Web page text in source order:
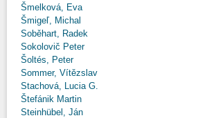
Šmelková, Eva
Šmigeľ, Michal
Soběhart, Radek
Sokolovič Peter
Šoltés, Peter
Sommer, Vítězslav
Stachová, Lucia G.
Štefánik Martin
Steinhübel, Ján